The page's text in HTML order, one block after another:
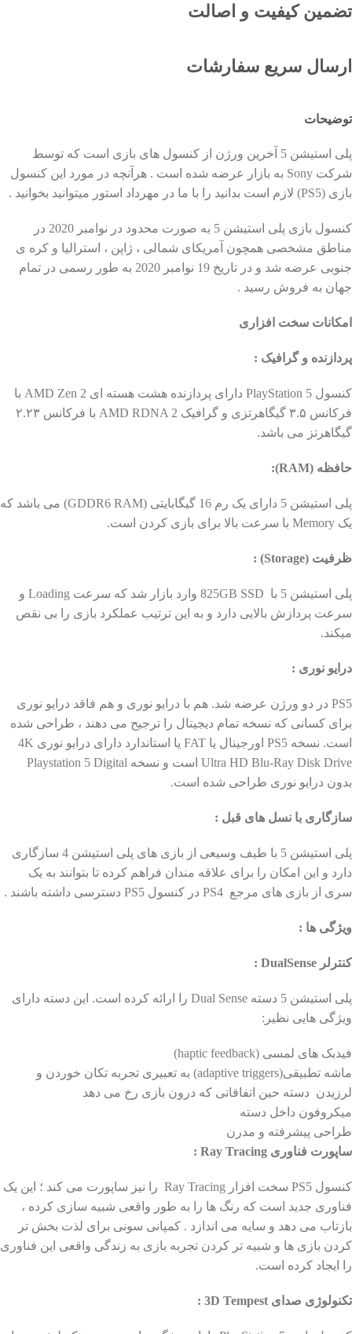
تضمین کیفیت و اصالت
ارسال سریع سفارشات
توضیحات
پلی استیشن 5 آخرین ورژن از کنسول های بازی است که توسط
شرکت Sony به بازار عرضه شده است . هرآنچه در مورد این کنسول
بازی (PS5) لازم است بدانید را با ما در مهرداد استور میتوانید بخوانید .
کنسول بازی پلی استیشن 5 به صورت محدود در نوامبر 2020 در
مناطق مشخصی همچون آمریکای شمالی ، ژاپن ، استرالیا و کره ی
جنوبی عرضه شد و در تاریخ 19 نوامبر 2020 به طور رسمی در تمام
جهان به فروش رسید .
امکانات سخت افزاری
پردازنده و گرافیک :
کنسول PlayStation 5 دارای پردازنده هشت هسته ای AMD Zen 2 با
فرکانس ۳.۵ گیگاهرتزی و گرافیک AMD RDNA 2 با فرکانس ۲.۲۳
گیگاهرتز می باشد.
حافظه (RAM):
پلی استیشن 5 دارای یک رم 16 گیگابایتی (GDDR6 RAM) می باشد که
یک Memory با سرعت بالا برای بازی کردن است.
ظرفیت (Storage) :
پلی استیشن 5 با 825GB SSD وارد بازار شد که سرعت Loading و
سرعت پردازش بالایی دارد و به این ترتیب عملکرد بازی را بی نقص
میکند.
درایو نوری :
PS5 در دو ورژن عرضه شد. هم با درایو نوری و هم فاقد درایو نوری
برای کسانی که نسخه تمام دیجیتال را ترجیح می دهند ، طراحی شده
است. نسخه PS5 اورجینال یا FAT یا استاندارد دارای درایو نوری 4K
Ultra HD Blu-Ray Disk Drive است و نسخه Playstation 5 Digital
بدون درایو نوری طراحی شده است.
سازگاری با نسل های قبل :
پلی استیشن 5 با طیف وسیعی از بازی های پلی استیشن 4 سازگاری
دارد و این امکان را برای علاقه مندان فراهم کرده تا بتوانند به یک
سری از بازی های مرجع PS4 در کنسول PS5 دسترسی داشته باشند .
ویژگی ها :
کنترلر DualSense :
پلی استیشن 5 دسته Dual Sense را ارائه کرده است. این دسته دارای
ویژگی هایی نظیر:
فیدبک های لمسی (haptic feedback)
ماشه تطبیقی(adaptive triggers) به تعبیری تجربه تکان خوردن و
لرزیدن دسته حین اتفاقاتی که درون بازی رخ می دهد
میکروفون داخل دسته
طراحی پیشرفته و مدرن
ساپورت فناوری Ray Tracing :
کنسول PS5 سخت افزار Ray Tracing را نیز ساپورت می کند ؛ این یک
فناوری جدید است که رنگ ها را به طور واقعی شبیه سازی کرده ،
بازتاب می دهد و سایه می اندازد . کمپانی سونی برای لذت بخش تر
کردن بازی ها و شبیه تر کردن تجربه بازی به زندگی واقعی این فناوری
را ایجاد کرده است.
تکنولوژی صدای 3D Tempest :